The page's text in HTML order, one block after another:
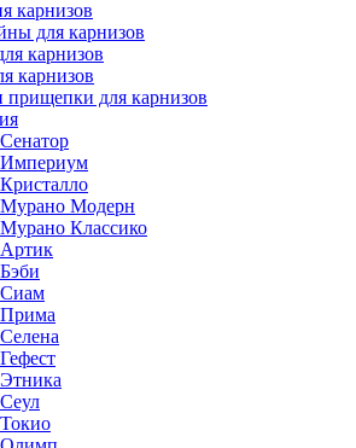
карнизов
для карнизов
карнизов
карнизов
для карнизов
Модерн
Классико